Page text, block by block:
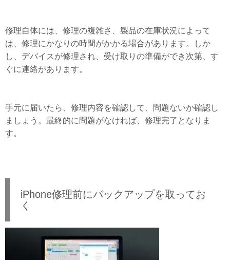
修理自体には、修理の複雑さ、製品の在庫状況によって
は、修理にかなりの時間がかかる場合があります。しか
し、デバイスが修理され、受け取りの準備ができ次第、す
ぐに連絡があります。
手元に届いたら、修理内容を確認して、問題ないか確認し
ましょう。最終的に問題がなければ、修理完了となりま
す。
iPhone修理前にバックアップを取ってお
く